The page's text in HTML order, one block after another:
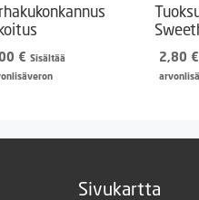
€ Sisältää
2,80 €
Sivukartta